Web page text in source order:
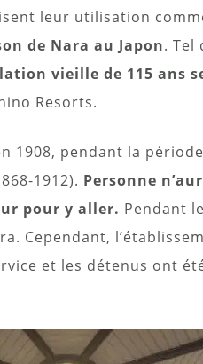
leur utilisation
de Nara au Japon. Tel
vieille de 115 ans
Resorts.
1908, pendant la
1912). Personne
pour y aller. Pendant
Cependant,
et les détenus ont